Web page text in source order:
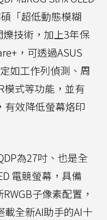
「超低動態模糊
爍技術，加上3年保
，可透過ASUS
如工作列偵測、周
模式等功能，並有
有效降低螢幕烙印
為27吋、也是全
電競螢幕，具備
子像素配置，
全新AI助手的AI十